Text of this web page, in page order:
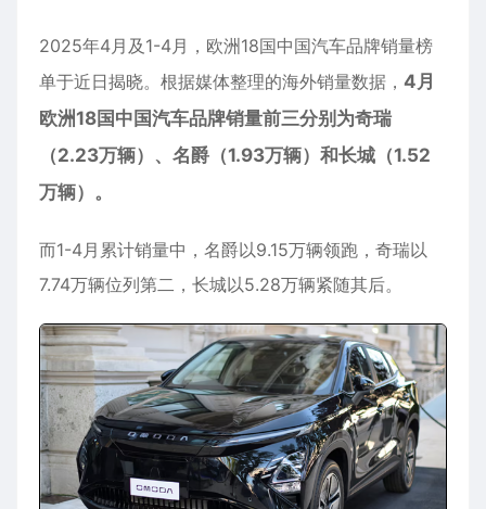
2025年4月及1-4月， 欧洲 18国中国汽车品牌销量榜
单于近日揭晓。根据媒体整理的海外销量数据， 4月
欧洲18国中国汽车品牌销量前三分别为奇瑞
（2.23万辆）、名爵（1.93万辆）和长城（1.52
万辆）。
而1-4月累计销量中，名爵以9.15万辆领跑，奇瑞以
7.74万辆位列第二，长城以5.28万辆紧随其后。